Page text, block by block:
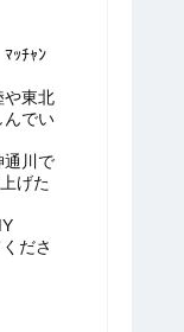
ｯﾁｬﾝ
や東北
んでい
通川で
げた
ださ